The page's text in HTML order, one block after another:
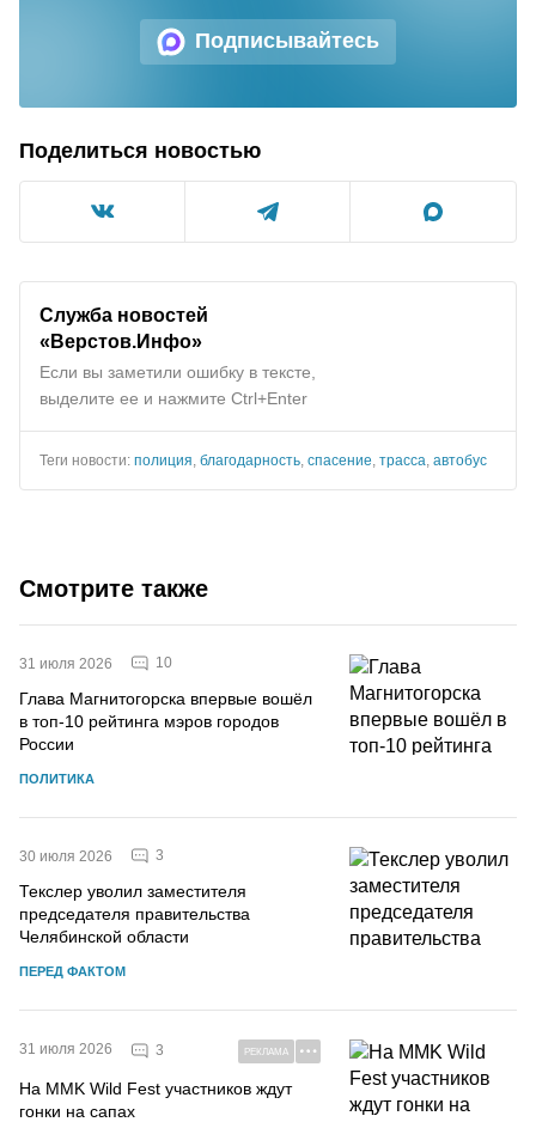
Подписывайтесь
Поделиться новостью
Служба новостей
«Верстов.Инфо»
Если вы заметили ошибку в тексте,
выделите ее и нажмите Ctrl+Enter
Теги новости: полиция благодарность спасение трасса автобус
Смотрите также
31 июля 2026 10
Глава Магнитогорска впервые вошёл
в топ-10 рейтинга мэров городов
России
ПОЛИТИКА
30 июля 2026 3
Текслер уволил заместителя
председателя правительства
Челябинской области
ПЕРЕД ФАКТОМ
31 июля 2026 3 РЕКЛАМА
На MMK Wild Fest участников ждут
гонки на сапах